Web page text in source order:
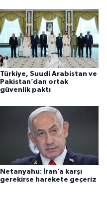
Türkiye, Suudi Arabistan ve
Pakistan’dan ortak
güvenlik paktı
Netanyahu: İran’a karşı
gerekirse harekete geçeriz